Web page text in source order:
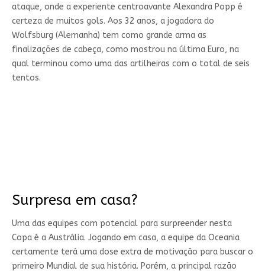
ataque, onde a experiente centroavante Alexandra Popp é
certeza de muitos gols. Aos 32 anos, a jogadora do
Wolfsburg (Alemanha) tem como grande arma as
finalizações de cabeça, como mostrou na última Euro, na
qual terminou como uma das artilheiras com o total de seis
tentos.
Surpresa em casa?
Uma das equipes com potencial para surpreender nesta
Copa é a Austrália. Jogando em casa, a equipe da Oceania
certamente terá uma dose extra de motivação para buscar o
primeiro Mundial de sua história. Porém, a principal razão